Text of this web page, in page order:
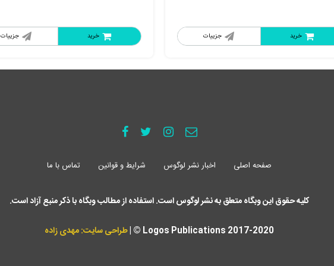
جزییات خرید جزییات خرید
صفحه اصلی اخبار نشر لوگوس شرایط و قوانین تماس با ما
کلیه حقوق این وبگاه متعلق به نشر لوگوس است. استفاده از مطالب وبگاه با ذکر منبع آزاد است.
Logos Publications 2017-2020 © | طراحی سایت: مهدی زاده